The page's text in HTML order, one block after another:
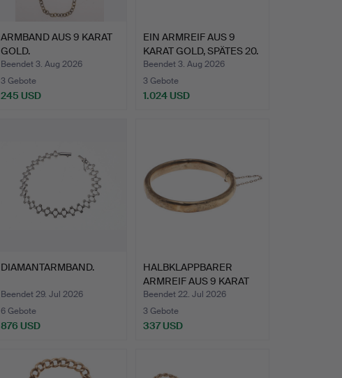
ARMBAND AUS 9 KARAT
GOLD.
Beendet 3. Aug 2026
3 Gebote
245 USD
EIN ARMREIF AUS 9
KARAT GOLD, SPÄTES 20.
J…
Beendet 3. Aug 2026
3 Gebote
1.024 USD
DIAMANTARMBAND.
Beendet 29. Jul 2026
6 Gebote
876 USD
HALBKLAPPBARER
ARMREIF AUS 9 KARAT
GOLD.
Beendet 22. Jul 2026
3 Gebote
337 USD